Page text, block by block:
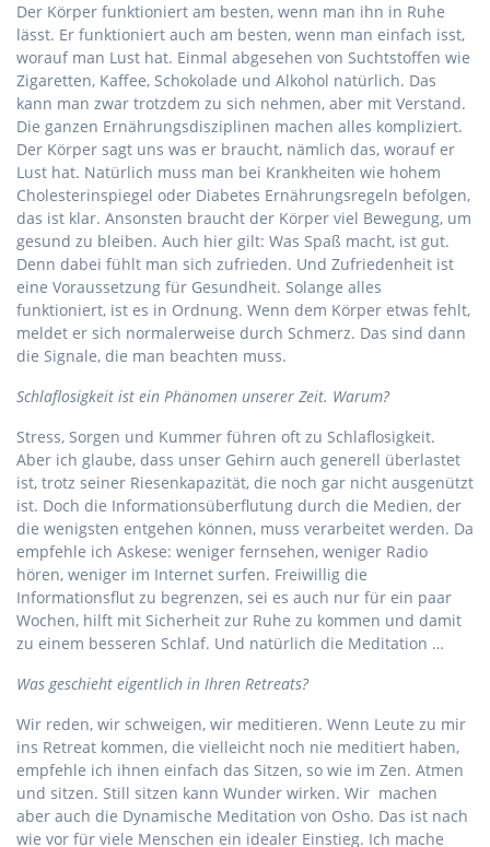
Der Körper funktioniert am besten, wenn man ihn in Ruhe
lässt. Er funktioniert auch am besten, wenn man einfach isst,
worauf man Lust hat. Einmal abgesehen von Suchtstoffen wie
Zigaretten, Kaffee, Schokolade und Alkohol natürlich. Das
kann man zwar trotzdem zu sich nehmen, aber mit Verstand.
Die ganzen Ernährungsdisziplinen machen alles kompliziert.
Der Körper sagt uns was er braucht, nämlich das, worauf er
Lust hat. Natürlich muss man bei Krankheiten wie hohem
Cholesterinspiegel oder Diabetes Ernährungsregeln befolgen,
das ist klar. Ansonsten braucht der Körper viel Bewegung, um
gesund zu bleiben. Auch hier gilt: Was Spaß macht, ist gut.
Denn dabei fühlt man sich zufrieden. Und Zufriedenheit ist
eine Voraussetzung für Gesundheit. Solange alles
funktioniert, ist es in Ordnung. Wenn dem Körper etwas fehlt,
meldet er sich normalerweise durch Schmerz. Das sind dann
die Signale, die man beachten muss.
Schlaflosigkeit ist ein Phänomen unserer Zeit. Warum?
Stress, Sorgen und Kummer führen oft zu Schlaflosigkeit.
Aber ich glaube, dass unser Gehirn auch generell überlastet
ist, trotz seiner Riesenkapazität, die noch gar nicht ausgenützt
ist. Doch die Informationsüberflutung durch die Medien, der
die wenigsten entgehen können, muss verarbeitet werden. Da
empfehle ich Askese: weniger fernsehen, weniger Radio
hören, weniger im Internet surfen. Freiwillig die
Informationsflut zu begrenzen, sei es auch nur für ein paar
Wochen, hilft mit Sicherheit zur Ruhe zu kommen und damit
zu einem besseren Schlaf. Und natürlich die Meditation …
Was geschieht eigentlich in Ihren Retreats?
Wir reden, wir schweigen, wir meditieren. Wenn Leute zu mir
ins Retreat kommen, die vielleicht noch nie meditiert haben,
empfehle ich ihnen einfach das Sitzen, so wie im Zen. Atmen
und sitzen. Still sitzen kann Wunder wirken. Wir machen
aber auch die Dynamische Meditation von Osho. Das ist nach
wie vor für viele Menschen ein idealer Einstieg. Ich mache